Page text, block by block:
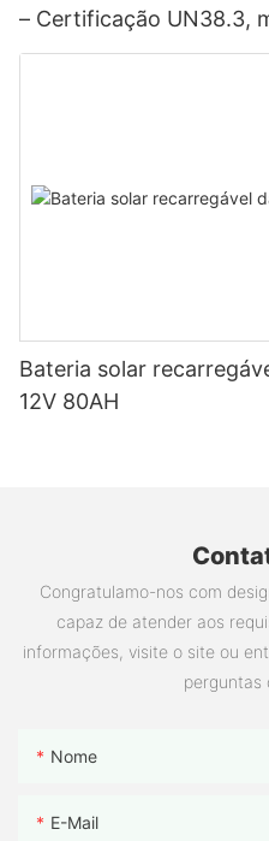
– Certificação UN38.3,
potência para veículos
Bateria solar
12V 80AH
Congratulamo-nos com
capaz de atender aos
informações, visite o site ou
perguntas
Nome
E-Mail